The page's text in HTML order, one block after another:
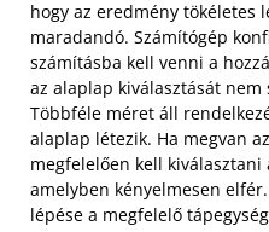
hogy az eredmény tökéletes
maradandó. Számítógép
számításba kell venni a
az alaplap kiválasztását
Többféle méret áll
alaplap létezik. Ha megvan
megfelelően kell kiválasztani
amelyben kényelmesen
lépése a megfelelő